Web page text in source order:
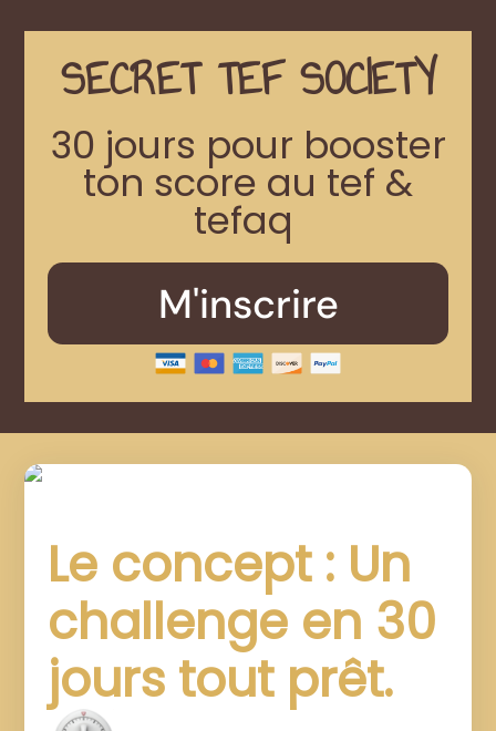
SECRET TEF SOCIETY
30 jours pour booster
ton score au tef &
tefaq
M'inscrire
Le concept : Un
challenge en 30
jours tout prêt.